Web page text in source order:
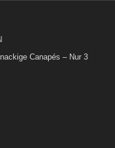
Canapés – Nur 3